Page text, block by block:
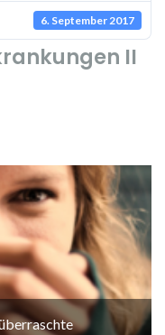
6. September 2017
II